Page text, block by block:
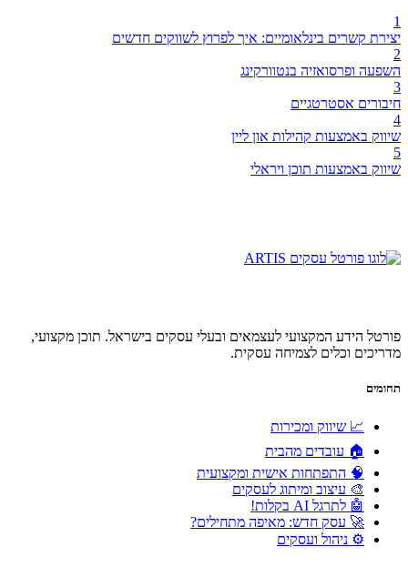
1
יצירת קשרים בינלאומיים: איך לפרוץ לשווקים חדשים
2
השפעה ופרסואזיה בנטוורקינג
3
חיבורים אסטרטגיים
4
שיווק באמצעות קהילות און ליין
5
שיווק באמצעות תוכן ויראלי
פורטל הידע המקצועי לעצמאים ובעלי עסקים בישראל. תוכן מקצועי,
מדריכים וכלים לצמיחה עסקית.
תחומים
📈 שיווק ומכירות
🏠 עובדים מהבית
🧠 התפתחות אישית ומקצועית
🎨 עיצוב ומיתוג לעסקים
🤖 לתרגל AI בקלות!
🚀 עסק חדש: מאיפה מתחילים?
⚙️ ניהול ועסקים